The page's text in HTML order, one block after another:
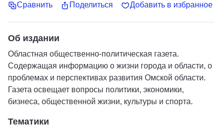
Сравнить Поделиться Добавить в избранное
Об издании
Областная общественно-политическая газета.
Содержащая информацию о жизни города и области, о
проблемах и перспективах развития Омской области.
Газета освещает вопросы политики, экономики,
бизнеса, общественной жизни, культуры и спорта.
Тематики